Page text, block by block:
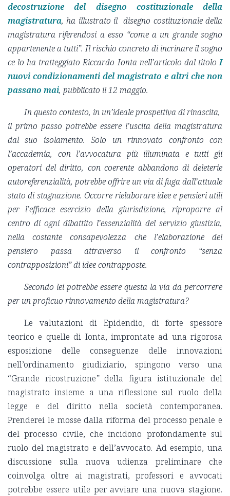
decostruzione del disegno costituzionale della
magistratura, ha illustrato il disegno costituzionale della
magistratura riferendosi a esso “come a un grande sogno
appartenente a tutti”. Il rischio concreto di incrinare il sogno
ce lo ha tratteggiato Riccardo Ionta nell’articolo dal titoloI
nuovi condizionamenti del magistrato e altri che non
passano mai, pubblicato il 12 maggio.
In questo contesto, in un’ideale prospettiva di rinascita,
il primo passo potrebbe essere l’uscita della magistratura
dal suo isolamento. Solo un rinnovato confronto con
l’accademia, con l’avvocatura più illuminata e tutti gli
operatori del diritto, con coerente abbandono di deleterie
autoreferenzialità, potrebbe offrire un via di fuga dall’attuale
stato di stagnazione. Occorre rielaborare idee e pensieri utili
per l’efficace esercizio della giurisdizione, riproporre al
centro di ogni dibattito l’essenzialità del servizio giustizia,
nella costante consapevolezza che l’elaborazione del
pensiero passa attraverso il confronto “senza
contrapposizioni” di idee contrapposte.
Secondo lei potrebbe essere questa la via da percorrere
per un proficuo rinnovamento della magistratura?
Le valutazioni di Epidendio, di forte spessore
teorico e quelle di Ionta, improntate ad una rigorosa
esposizione delle conseguenze delle innovazioni
nell’ordinamento giudiziario, spingono verso una
“Grande ricostruzione”della figura istituzionale del
magistrato insieme a una riflessione sul ruolo della
legge e del diritto nella società contemporanea.
Prenderei le mosse dalla riforma del processo penale e
del processo civile, che incidono profondamente sul
ruolo del magistrato e dell’avvocato. Ad esempio, una
discussione sulla nuova udienza preliminare che
coinvolga oltre ai magistrati, professori e avvocati
potrebbe essere utile per avviare una nuova stagione.